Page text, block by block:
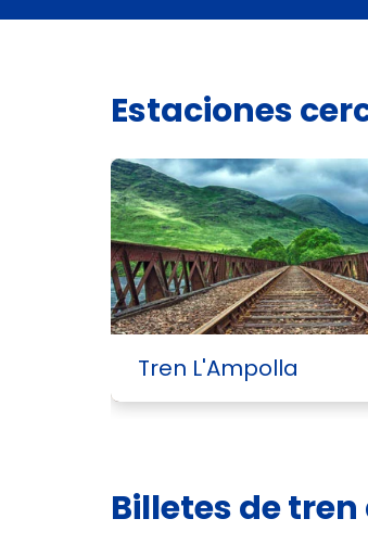
Estaciones
Tren L'Ampolla
Billetes de